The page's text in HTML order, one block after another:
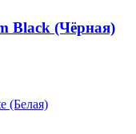
Black (Чёрная)